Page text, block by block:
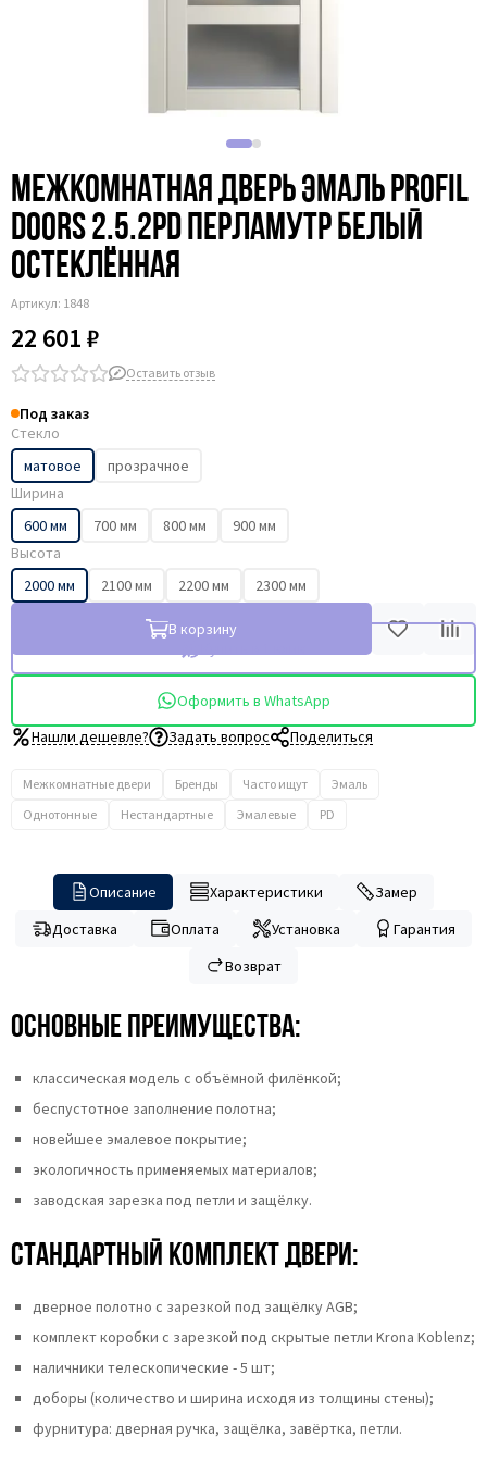
Межкомнатная дверь эмаль Profil
Doors 2.5.2PD перламутр белый
остеклённая
Артикул: 1848
22 601 ₽
Оставить отзыв
Под заказ
Стекло
матовое
прозрачное
Ширина
600 мм
700 мм 800 мм
900 мм
Высота
2000 мм
2100 мм 2200 мм 2300 мм
В корзину
Оформить в WhatsApp
Нашли дешевле?
Задать вопрос Поделиться
Межкомнатные двери Бренды Часто ищут
Эмаль
Однотонные
Нестандартные Эмалевые PD
Описание Характеристики
Замер
Доставка
Оплата Установка
Гарантия
Возврат
Основные преимущества:
классическая модель с объёмной филёнкой;
беспустотное заполнение полотна;
новейшее эмалевое покрытие;
экологичность применяемых материалов;
заводская зарезка под петли и защёлку.
Стандартный комплект двери:
дверное полотно с зарезкой под защёлку AGB;
комплект коробки с зарезкой под скрытые петли Krona Koblenz;
наличники телескопические - 5 шт;
доборы (количество и ширина исходя из толщины стены);
фурнитура: дверная ручка, защёлка, завёртка, петли.